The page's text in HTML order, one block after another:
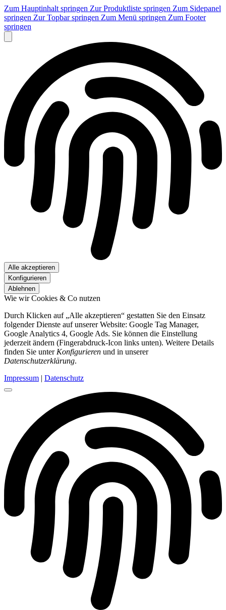
Zum Hauptinhalt springen Zur Produktliste springen Zum Sidepanel
springen Zur Topbar springen Zum Menü springen Zum Footer
springen
Alle akzeptieren
Konfigurieren
Ablehnen
Wie wir Cookies & Co nutzen
Durch Klicken auf „Alle akzeptieren“ gestatten Sie den Einsatz
folgender Dienste auf unserer Website: Google Tag Manager,
Google Analytics 4, Google Ads. Sie können die Einstellung
jederzeit ändern (Fingerabdruck-Icon links unten). Weitere Details
finden Sie unter Konfigurieren und in unserer
Datenschutzerklärung.
Impressum | Datenschutz